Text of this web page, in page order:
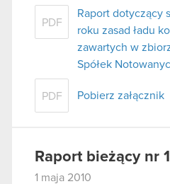
PDF
Raport dotyczący
roku zasad ładu
zawartych w
Spółek
PDF Pobierz załącznik
Raport bieżący nr
1 maja 2010